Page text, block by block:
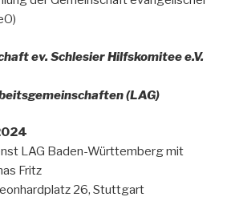
ev. Schlesier Hilfskomitee e.V.
(LAG)
LAG Baden-Württemberg mit
Fritz
26, Stuttgart